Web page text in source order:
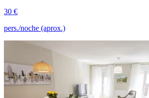
30 €
pers./noche (aprox.)